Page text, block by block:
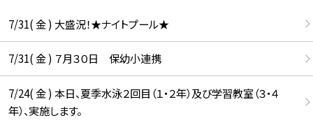
7/31( 金 ) 大盛況！★ナイトプール★
7/31( 金 ) ７月３０日 保幼小連携
7/24( 金 ) 本日、夏季水泳２回目（１・２年）及び学習教室（３・４
年）、実施します。